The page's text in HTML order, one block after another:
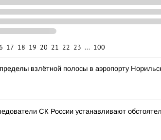
17 18 19 20 21 22 23 ... 100
взлётной полосы в аэропорту
СК России устанавливают